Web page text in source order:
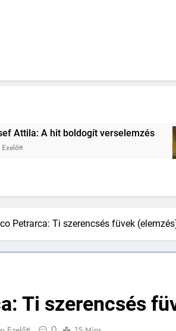
Batsányi János: Egy híres
Petrarca: Ti szerencsés füvek
Ti szerencsés